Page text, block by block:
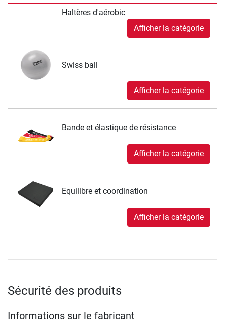
Haltères d'aérobic
Afficher la catégorie
Swiss ball
Afficher la catégorie
Bande et élastique de résistance
Afficher la catégorie
Equilibre et coordination
Afficher la catégorie
Sécurité des produits
Informations sur le fabricant